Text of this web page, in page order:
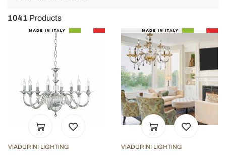
1041 Products
VIADURINI LIGHTING VIADURINI LIGHTING